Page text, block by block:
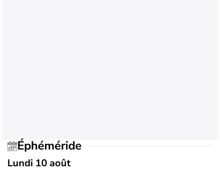
Éphéméride
Lundi 10 août